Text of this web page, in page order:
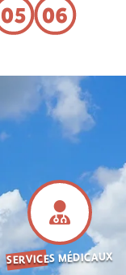
05 06
SERVICES MÉDICAUX